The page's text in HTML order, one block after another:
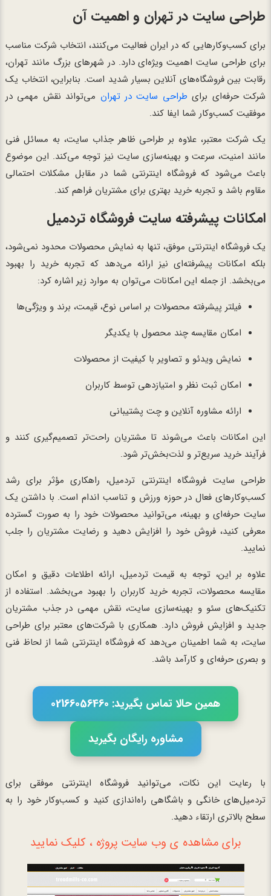
طراحی سایت در تهران و اهمیت آن
برای کسب‌وکارهایی که در ایران فعالیت می‌کنند، انتخاب شرکت مناسب
برای طراحی سایت اهمیت ویژه‌ای دارد. در شهرهای بزرگ مانند تهران،
رقابت بین فروشگاه‌های آنلاین بسیار شدید است. بنابراین، انتخاب یک
شرکت حرفه‌ای برای طراحی سایت در تهران می‌تواند نقش مهمی در
موفقیت کسب‌وکار شما ایفا کند.
یک شرکت معتبر، علاوه بر طراحی ظاهر جذاب سایت، به مسائل فنی
مانند امنیت، سرعت و بهینه‌سازی سایت نیز توجه می‌کند. این موضوع
باعث می‌شود که فروشگاه اینترنتی شما در مقابل مشکلات احتمالی
مقاوم باشد و تجربه خرید بهتری برای مشتریان فراهم کند.
امکانات پیشرفته سایت فروشگاه تردمیل
یک فروشگاه اینترنتی موفق، تنها به نمایش محصولات محدود نمی‌شود،
بلکه امکانات پیشرفته‌ای نیز ارائه می‌دهد که تجربه خرید را بهبود
می‌بخشد. از جمله این امکانات می‌توان به موارد زیر اشاره کرد:
فیلتر پیشرفته محصولات بر اساس نوع، قیمت، برند و ویژگی‌ها
امکان مقایسه چند محصول با یکدیگر
نمایش ویدئو و تصاویر با کیفیت از محصولات
امکان ثبت نظر و امتیازدهی توسط کاربران
ارائه مشاوره آنلاین و چت پشتیبانی
این امکانات باعث می‌شوند تا مشتریان راحت‌تر تصمیم‌گیری کنند و
فرآیند خرید سریع‌تر و لذت‌بخش‌تر شود.
طراحی سایت فروشگاه اینترنتی تردمیل، راهکاری مؤثر برای رشد
کسب‌وکارهای فعال در حوزه ورزش و تناسب اندام است. با داشتن یک
سایت حرفه‌ای و بهینه، می‌توانید محصولات خود را به صورت گسترده
معرفی کنید، فروش خود را افزایش دهید و رضایت مشتریان را جلب
نمایید.
علاوه بر این، توجه به قیمت تردمیل، ارائه اطلاعات دقیق و امکان
مقایسه محصولات، تجربه خرید کاربران را بهبود می‌بخشد. استفاده از
تکنیک‌های سئو و بهینه‌سازی سایت، نقش مهمی در جذب مشتریان
جدید و افزایش فروش دارد. همکاری با شرکت‌های معتبر برای طراحی
سایت، به شما اطمینان می‌دهد که فروشگاه اینترنتی شما از لحاظ فنی
و بصری حرفه‌ای و کارآمد باشد.
همین حالا تماس بگیرید: 02166056460
مشاوره رایگان بگیرید
با رعایت این نکات، می‌توانید فروشگاه اینترنتی موفقی برای
تردمیل‌های خانگی و باشگاهی راه‌اندازی کنید و کسب‌وکار خود را به
سطح بالاتری ارتقاء دهید.
برای مشاهده ی وب سایت پروژه ، کلیک نمایید